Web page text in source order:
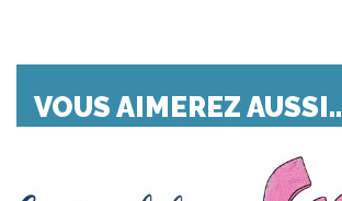
VOUS AIMEREZ AUSSI..